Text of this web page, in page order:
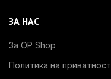
ЗА НАС
За OP Shop
Политика на приватност